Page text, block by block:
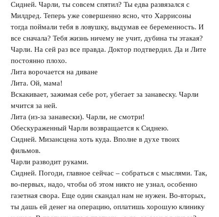
Сидней. Чарли, ты совсем спятил? Ты едва развязался с
Милдред. Теперь уже совершенно ясно, что Харрисоны
тогда поймали тебя в ловушку, выдумав ее беременность. И
все сначала? Тебя жизнь ничему не учит, дубина ты этакая?
Чарли. На сей раз все правда. Доктор подтвердил. Да и Лите
постоянно плохо.
Лита ворочается на диване
Лита. Ой, мама!
Вскакивает, зажимая себе рот, убегает за занавеску. Чарли
мчится за ней.
Лита (из-за занавески). Чарли, не смотри!
Обескураженный Чарли возвращается к Сиднею.
Сидней. Мизансцена хоть куда. Вполне в духе твоих
фильмов.
Чарли разводит руками.
Сидней. Погоди, главное сейчас – собраться с мыслями. Так,
во-первых, надо, чтобы об этом никто не узнал, особенно
газетная свора. Еще один скандал нам не нужен. Во-вторых,
ты дашь ей денег на операцию, оплатишь хорошую клинику